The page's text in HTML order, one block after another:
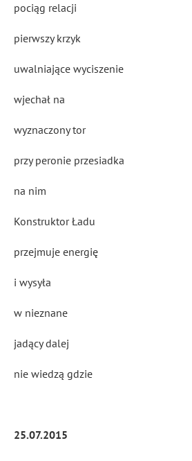
pociąg relacji
pierwszy krzyk
uwalniające wyciszenie
wjechał na
wyznaczony tor
przy peronie przesiadka
na nim
Konstruktor Ładu
przejmuje energię
i wysyła
w nieznane
jadący dalej
nie wiedzą gdzie
25.07.2015